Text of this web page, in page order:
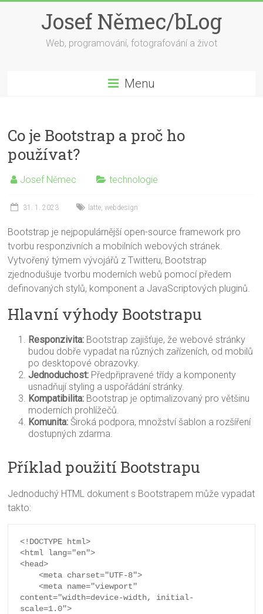
Josef Němec/bLog
Web, programování, fotografování a život
Menu
Co je Bootstrap a proč ho
používat?
Josef Němec technologie
31. 1. 2023 latte,webdesign
Bootstrap je nejpopulárnější open-source framework pro
tvorbu responzivních a mobilních webových stránek.
Vytvořený týmem vývojářů z Twitteru, Bootstrap
zjednodušuje tvorbu moderních webů pomocí předem
definovaných stylů, komponent a JavaScriptových pluginů.
Hlavní výhody Bootstrapu
Responzivita: Bootstrap zajišťuje, že webové stránky
budou dobře vypadat na různých zařízeních, od mobilů
po desktopové obrazovky.
Jednoduchost: Předpřipravené třídy a komponenty
usnadňují styling a uspořádání stránky.
Kompatibilita: Bootstrap je optimalizovaný pro většinu
moderních prohlížečů.
Komunita: Široká podpora, množství šablon a rozšíření
dostupných zdarma.
Příklad použití Bootstrapu
Jednoduchý HTML dokument s Bootstrapem může vypadat
takto:
<!DOCTYPE html>
<html lang="en">
<head>
    <meta charset="UTF-8">
    <meta name="viewport"
content="width=device-width, initial-
scale=1.0">